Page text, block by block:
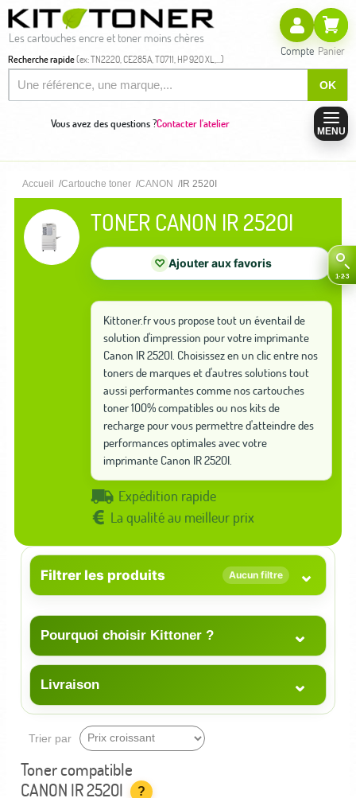
Les cartouches encre et toner moins chères
Recherche rapide(ex: TN2220, CE285A, T0711, HP 920 XL,...)
OK
Compte Panier
Vous avez des questions ?Contacter l'atelier
MENU
Accueil Cartouche toner CANON IR 2520I
TONER CANON IR 2520I
♡ Ajouter aux favoris
Kittoner.fr vous propose tout un éventail de
solution d'impression pour votre imprimante
Canon IR 2520I. Choisissez en un clic entre nos
toners de marques et d'autres solutions tout
aussi performantes comme nos cartouches
toner 100% compatibles ou nos kits de
recharge pour vous permettre d'atteindre des
performances optimales avec votre
imprimante Canon IR 2520I.
Expédition rapide
La qualité au meilleur prix
Filtrer les produits Aucun filtre ⌄
Pourquoi choisir Kittoner ? ⌄
Livraison ⌄
Trier par
Toner compatible
CANON IR 2520I
?